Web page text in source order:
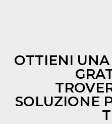
OTTIENI
SOLUZIONE